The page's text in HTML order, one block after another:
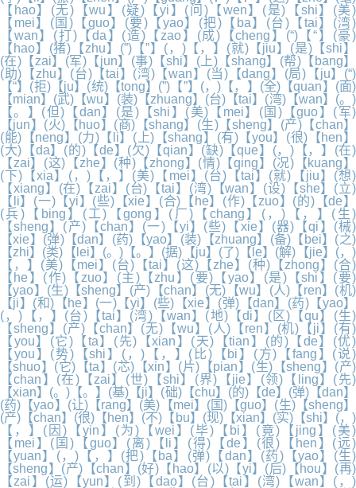
【hao】(无)【wu】(疑)【yi】(问)【wen】(是)【shi】(美)
【mei】(国)【guo】(要)【yao】(把)【ba】(台)【tai】(湾)
【wan】(打)【da】(造)【zao】(成)【cheng】(“)【“】(豪)
【hao】(猪)【zhu】(”)【”】(，)【，】(就)【jiu】(是)【shi】
(在)【zai】(军)【jun】(事)【shi】(上)【shang】(帮)【bang】
(助)【zhu】(台)【tai】(湾)【wan】(当)【dang】(局)【ju】(“)
【“】(拒)【ju】(统)【tong】(”)【”】(，)【，】(全)【quan】(面)
【mian】(武)【wu】(装)【zhuang】(台)【tai】(湾)【wan】(。)
【。】(但)【dan】(是)【shi】(美)【mei】(国)【guo】(军)
【jun】(火)【huo】(商)【shang】(生)【sheng】(产)【chan】
(能)【neng】(力)【li】(上)【shang】(有)【you】(很)【hen】
(大)【da】(的)【de】(欠)【qian】(缺)【que】(，)【，】(在)
【zai】(这)【zhe】(种)【zhong】(情)【qing】(况)【kuang】
(下)【xia】(，)【，】(美)【mei】(台)【tai】(就)【jiu】(想)
【xiang】(在)【zai】(台)【tai】(湾)【wan】(设)【she】(立)
【li】(一)【yi】(些)【xie】(合)【he】(作)【zuo】(的)【de】
(兵)【bing】(工)【gong】(厂)【chang】(，)【，】(生)
【sheng】(产)【chan】(一)【yi】(些)【xie】(器)【qi】(械)
【xie】(弹)【dan】(药)【yao】(装)【zhuang】(备)【bei】(之)
【zhi】(类)【lei】(。)【。】(据)【ju】(了)【le】(解)【jie】(，)
【，】(美)【mei】(台)【tai】(这)【zhe】(种)【zhong】(合)
【he】(作)【zuo】(主)【zhu】(要)【yao】(是)【shi】(要)
【yao】(生)【sheng】(产)【chan】(无)【wu】(人)【ren】(机)
【ji】(和)【he】(一)【yi】(些)【xie】(弹)【dan】(药)【yao】
(，)【，】(台)【tai】(湾)【wan】(地)【di】(区)【qu】(生)
【sheng】(产)【chan】(无)【wu】(人)【ren】(机)【ji】(有)
【you】(它)【ta】(先)【xian】(天)【tian】(的)【de】(优)
【you】(势)【shi】(，)【，】(比)【bi】(方)【fang】(说)
【shuo】(它)【ta】(芯)【xin】(片)【pian】(生)【sheng】(产)
【chan】(在)【zai】(世)【shi】(界)【jie】(领)【ling】(先)
【xian】(。)【。】(基)【ji】(础)【chu】(的)【de】(弹)【dan】
(药)【yao】(让)【rang】(美)【mei】(国)【guo】(生)【sheng】
(产)【chan】(很)【hen】(不)【bu】(现)【xian】(实)【shi】(，)
【，】(因)【yin】(为)【wei】(毕)【bi】(竟)【jing】(美)
【mei】(国)【guo】(离)【li】(得)【de】(很)【hen】(远)
【yuan】(，)【，】(把)【ba】(弹)【dan】(药)【yao】(生)
【sheng】(产)【chan】(好)【hao】(以)【yi】(后)【hou】(再)
【zai】(运)【yun】(到)【dao】(台)【tai】(湾)【wan】(，)